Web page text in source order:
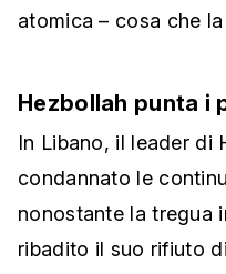
atomica – cosa che
Hezbollah punta i
In Libano, il leader di
condannato le
nonostante la tregua
ribadito il suo rifiuto